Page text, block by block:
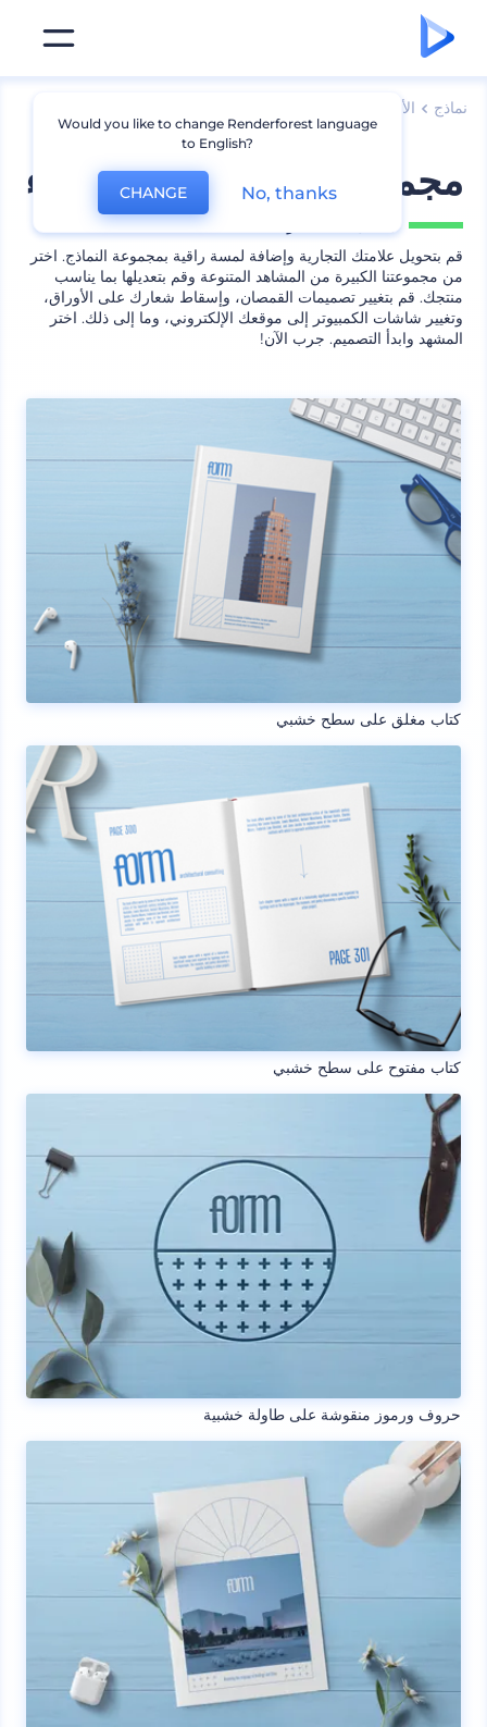
نماذج الأجهزة
مجموعة نماذج مكتبية زرقاء
قم بتحويل علامتك التجارية وإضافة لمسة راقية بمجموعة النماذج. اختر
من مجموعتنا الكبيرة من المشاهد المتنوعة وقم بتعديلها بما يناسب
منتجك. قم بتغيير تصميمات القمصان، وإسقاط شعارك على الأوراق،
وتغيير شاشات الكمبيوتر إلى موقعك الإلكتروني، وما إلى ذلك. اختر
المشهد وابدأ التصميم. جرب الآن!
كتاب مغلق على سطح خشبي
كتاب مفتوح على سطح خشبي
حروف ورموز منقوشة على طاولة خشبية
Would you like to change Renderforest language
to English?
CHANGE No, thanks